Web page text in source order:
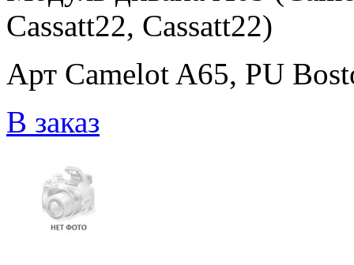
Cassatt22, Cassatt22)
Арт Camelot A65, PU
В заказ